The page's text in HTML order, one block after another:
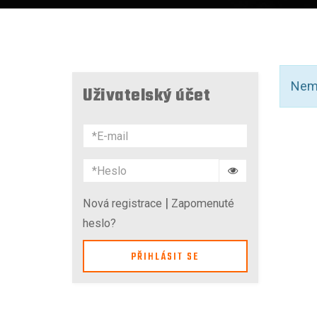
Uživatelský účet
Nová registrace | Zapomenuté
heslo?
PŘIHLÁSIT SE